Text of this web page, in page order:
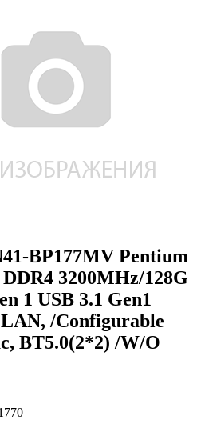
BP177MV Pentium
3200MHz/128G
1 USB 3.1 Gen1
/Configurable
BT5.0(2*2) /W/O